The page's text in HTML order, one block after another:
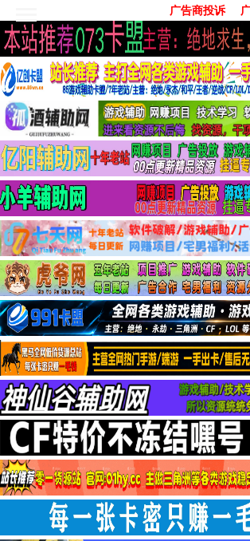
广告商投诉
首页
技术学习
安卓绿化
单机游戏
社交娱乐
系统工具
活动线报
常用办公
源码收集
值得一看
两性情感